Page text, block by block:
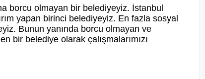
borcu olmayan bir belediyeyiz. İstanbul
yapan birinci belediyeyiz. En fazla sosyal
Bunun yanında borcu olmayan ve
bir belediye olarak çalışmalarımızı